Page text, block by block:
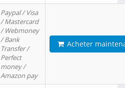
Paypal / Visa
/ Mastercard
/ Webmoney
/ Bank
Transfer /
Perfect
money /
Amazon pay
Acheter